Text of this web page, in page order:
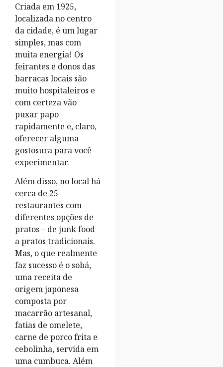
Criada em 1925,
localizada no centro
da cidade, é um lugar
simples, mas com
muita energia! Os
feirantes e donos das
barracas locais são
muito hospitaleiros e
com certeza vão
puxar papo
rapidamente e, claro,
oferecer alguma
gostosura para você
experimentar.
Além disso, no local há
cerca de 25
restaurantes com
diferentes opções de
pratos – de junk food
a pratos tradicionais.
Mas, o que realmente
faz sucesso é o sobá,
uma receita de
origem japonesa
composta por
macarrão artesanal,
fatias de omelete,
carne de porco frita e
cebolinha, servida em
uma cumbuca. Além